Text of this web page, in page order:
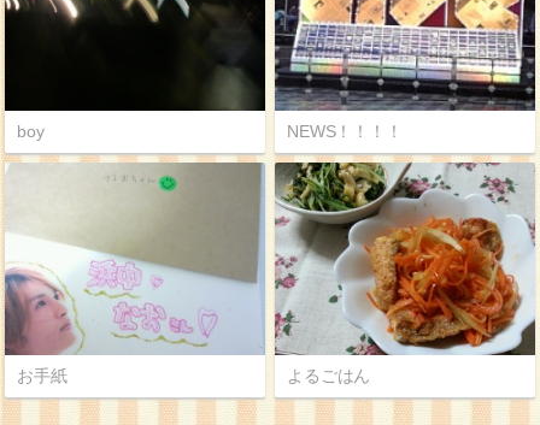
boy NEWS！！！！
お手紙 よるごはん